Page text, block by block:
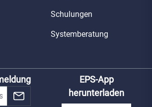
Schulungen
Systemberatung
EPS-App
herunterladen